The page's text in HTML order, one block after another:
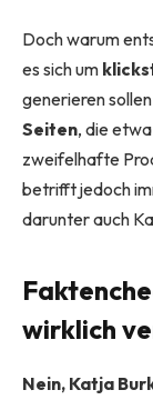
Doch warum
es sich um
generieren
Seiten, die
zweifelhafte
betrifft jedoch
darunter auch
wirklich
Nein, Katja